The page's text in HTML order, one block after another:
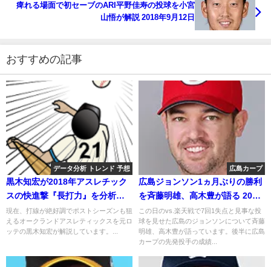
痺れる場面で初セーブのARI平野佳寿の投球を小宮
山悟が解説 2018年9月12日
おすすめの記事
データ分析 トレンド 予想
黒木知宏が2018年アスレチック
スの快進撃『長打力』を分析す
る 2018年8月
現在、打線が絶好調でポストシーズンも狙
えるオークランドアスレティックスを元ロ
ッテの黒木知宏が解説しています。...
広島カープ
広島ジョンソン1ヵ月ぶりの勝利
を斉藤明雄、高木豊が語る 2018
年6月9日
この日のvs.楽天戦で7回1失点と見事な投
球を見せた広島のジョンソンについて斉藤
明雄、高木豊が語っています。後半に広島
カープの先発投手の成績...